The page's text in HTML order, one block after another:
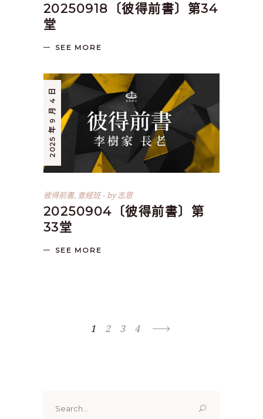
20250918〔彼得前書〕第34
堂
SEE MORE
2025 年 9 月 4 日
彼得前書, 查經班 by志恩
20250904〔彼得前書〕第
33堂
SEE MORE
1 2 3 4
for: